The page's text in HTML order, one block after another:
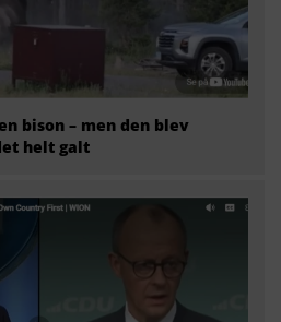
bison – men den blev
helt galt